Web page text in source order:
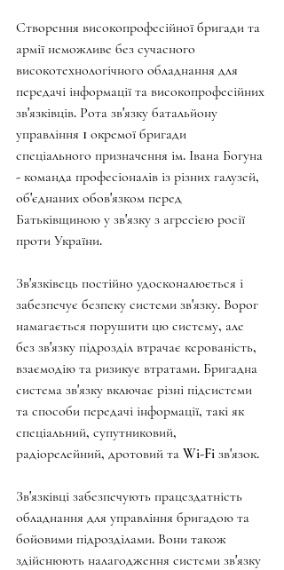
Створення високопрофесійної бригади та
армії неможливе без сучасного
високотехнологічного обладнання для
передачі інформації та високопрофесійних
зв'язківців. Рота зв'язку батальйону
управління 1 окремої бригади
спеціального призначення ім. Івана Богуна
- команда професіоналів із різних галузей,
об'єднаних обов'язком перед
Батьківщиною у зв'язку з агресією росії
проти України.
Зв'язківець постійно удосконалюється і
забезпечує безпеку системи зв'язку. Ворог
намагається порушити цю систему, але
без зв'язку підрозділ втрачає керованість,
взаємодію та ризикує втратами. Бригадна
система зв'язку включає різні підсистеми
та способи передачі інформації, такі як
спеціальний, супутниковий,
радіорелейний, дротовий та Wi-Fi зв'язок.
Зв'язківці забезпечують працездатність
обладнання для управління бригадою та
бойовими підрозділами. Вони також
здійснюють налагодження системи зв'язку